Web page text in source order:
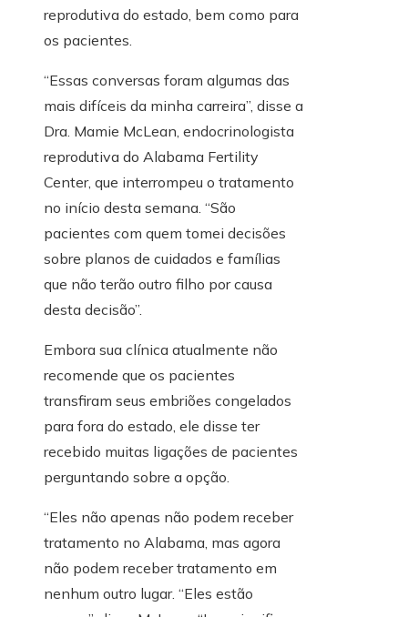
reprodutiva do estado, bem como para
os pacientes.
“Essas conversas foram algumas das
mais difíceis da minha carreira”, disse a
Dra. Mamie McLean, endocrinologista
reprodutiva do Alabama Fertility
Center, que interrompeu o tratamento
no início desta semana. “São
pacientes com quem tomei decisões
sobre planos de cuidados e famílias
que não terão outro filho por causa
desta decisão”.
Embora sua clínica atualmente não
recomende que os pacientes
transfiram seus embriões congelados
para fora do estado, ele disse ter
recebido muitas ligações de pacientes
perguntando sobre a opção.
“Eles não apenas não podem receber
tratamento no Alabama, mas agora
não podem receber tratamento em
nenhum outro lugar. “Eles estão